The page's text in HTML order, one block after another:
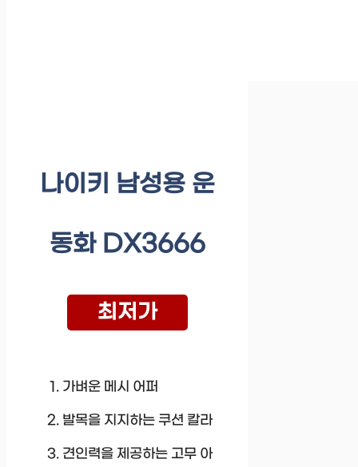
나이키 남성용 운
동화 DX3666
최저가
가벼운 메시 어퍼
발목을 지지하는 쿠션 칼라
견인력을 제공하는 고무 아